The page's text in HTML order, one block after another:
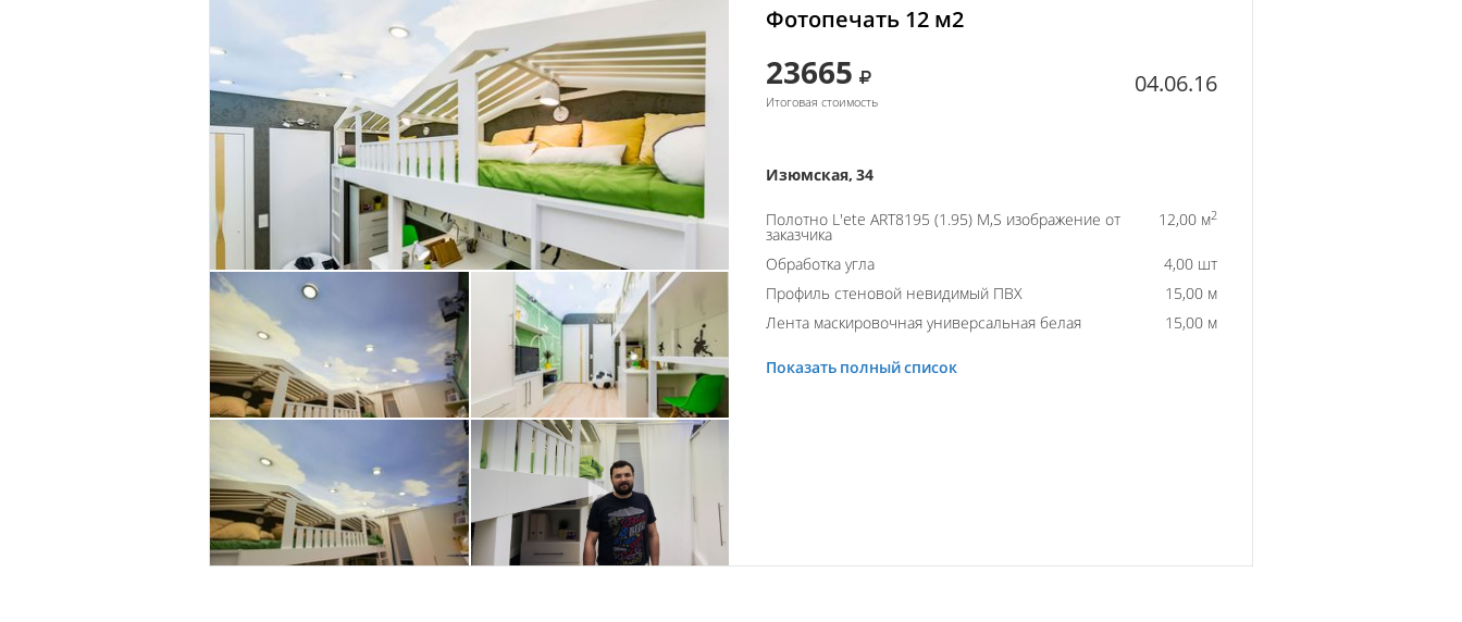
Фотопечать 12 м2
23665
Итоговая стоимость
04.06.16
Изюмская, 34
Полотно L'ete ART8195 (1.95) M,S изображение от
заказчика
12,00 м2
Обработка угла
4,00 шт
Профиль стеновой невидимый ПВХ
15,00 м
Лента маскировочная универсальная белая
15,00 м
Показать полный список